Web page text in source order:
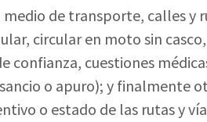
medio de transporte, calles y
circular en moto sin
confianza, cuestiones
o apuro); y finalmente
o estado de las rutas y